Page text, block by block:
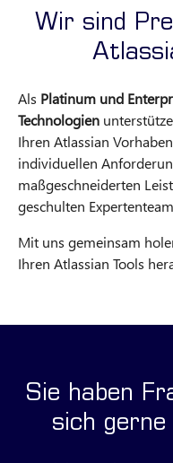
Wir sind
Als Platinum und
Technologien
Ihren Atlassian
individuellen
maßgeschneiderten
geschulten
Mit uns gemeinsam
Ihren Atlassian Tools
Sie haben
sich